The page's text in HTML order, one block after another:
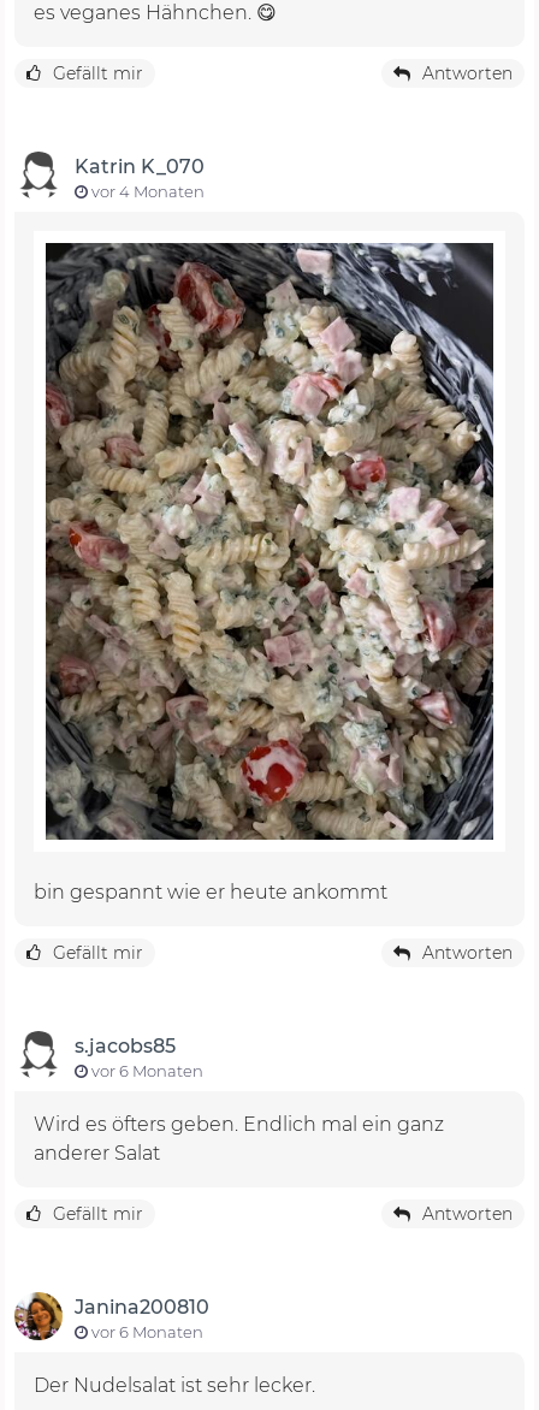
es veganes Hähnchen. 😋
Gefällt mir Antworten
Katrin K_070
vor 4 Monaten
bin gespannt wie er heute ankommt
Gefällt mir Antworten
s.jacobs85
vor 6 Monaten
Wird es öfters geben. Endlich mal ein ganz
anderer Salat
Gefällt mir Antworten
Janina200810
vor 6 Monaten
Der Nudelsalat ist sehr lecker.